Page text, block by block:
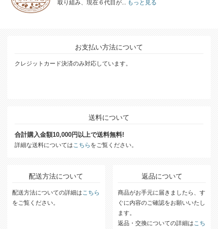
取り組み、現在６代目が...もっと見る
お支払い方法について
クレジットカード決済のみ対応しています。
送料について
合計購入金額10,000円以上で送料無料!
詳細な送料についてはこちら をご覧ください。
配送方法について
配送方法についての詳細はこちら
をご覧ください。
返品について
商品がお手元に届きましたら、す
ぐに内容のご確認をお願いいたし
ます。
返品・交換についての詳細はこち